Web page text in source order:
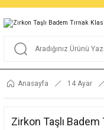
Tüm Alışverişlerde KARGO
Ankara İçi Elden Teslimat
Anasayfa 14 Ayar
Zirkon Taşlı Badem